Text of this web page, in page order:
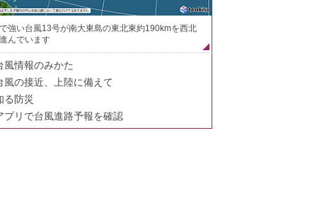
強い台風13号が南大東島の東北東約190kmを西北
んでいます
風情報のみかた
風の接近、上陸に備えて
る防災
プリで台風進路予報を確認